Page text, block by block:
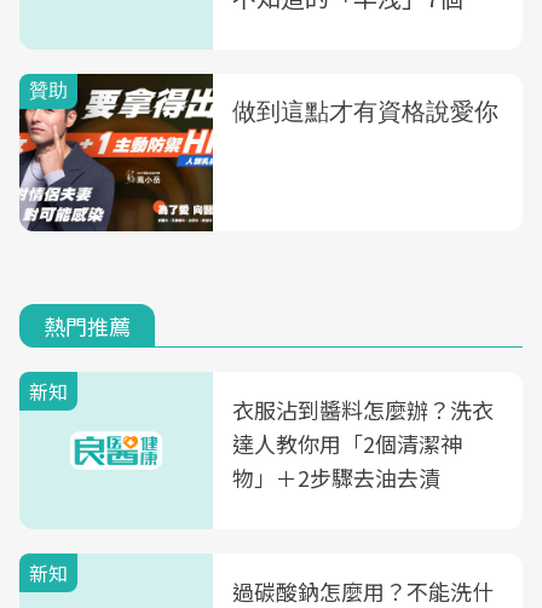
熱門推薦
新知
衣服沾到醬料怎麼辦？洗衣
達人教你用「2個清潔神
物」＋2步驟去油去漬
新知
過碳酸鈉怎麼用？不能洗什